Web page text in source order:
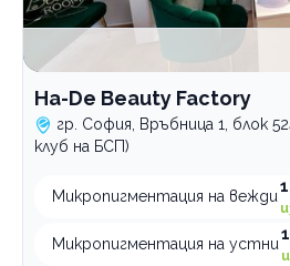
Ha-De Beauty Factory
гр. София, Връбница 1, блок
клуб на БСП)
Микропигментация на вежди
Микропигментация на устни